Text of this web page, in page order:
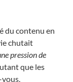
du contenu en
chutait
pression de
que les
vous.